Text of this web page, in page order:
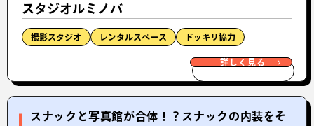
スタジオルミノバ
撮影スタジオ レンタルスペース ドッキリ協力
詳しく見る
スナックと写真館が合体！？スナックの内装をそ